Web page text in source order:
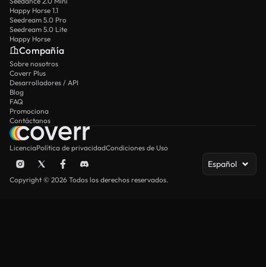
Happy Horse 1.1
Seedream 5.0 Pro
Seedream 5.0 Lite
Happy Horse
Compañía
Sobre nosotros
Coverr Plus
Desarrolladores / API
Blog
FAQ
Promociona
Contáctanos
LicenciaPolítica de privacidadCondiciones de Uso
Español
Copyright © 2026 Todos los derechos reservados.